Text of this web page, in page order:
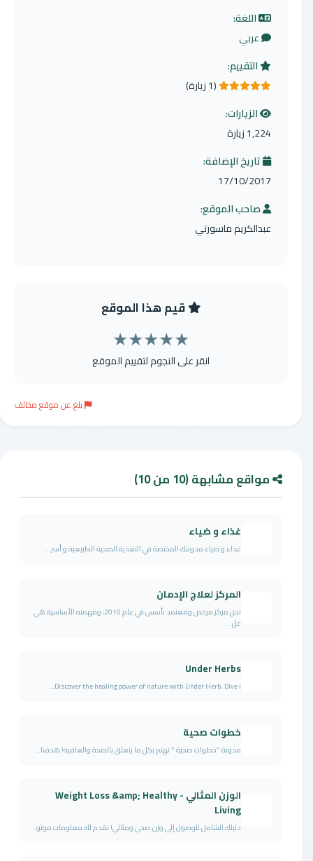
اللغة:
عربي
التقييم:
5.0 من 5 نجوم
(1 زيارة)
الزيارات:
1,224 زيارة
تاريخ الإضافة:
17/10/2017
صاحب الموقع:
عبدالكريم ماسورتي
قيم هذا الموقع
★
★
★
★
★
انقر على النجوم لتقييم الموقع
بلغ عن موقع مخالف
مواقع مشابهة (10 من 10)
غذاء و ضياء
غذاء و ضياء مدونتك المختصة في التغذية الصحية الطبيعية و أسر...
المركز لعلاج الإدمان
نحن مركز مرخص ومعتمد تأسس في عام 2010، ومهمته الأساسية هي
عل...
Under Herbs
Discover the healing power of nature with Under Herb. Dive i...
خطوات صحية
مدونة "خطوات صحية " تهتم بكل ما يتعلق بالصحة والعافية! هدفنا...
الوزن المثالي - Weight Loss &amp; Healthy
Living
دليلك الشامل للوصول إلى وزن صحي ومثالي! نقدم لك معلومات موثو...